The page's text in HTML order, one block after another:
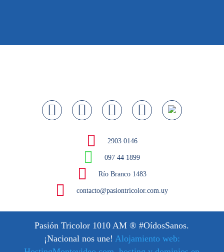
2903 0146
097 44 1899
Río Branco 1483
contacto@pasiontricolor.com.uy
Pasión Tricolor 1010 AM ® #OídosSanos.
¡Nacional nos une! Alojamiento web: